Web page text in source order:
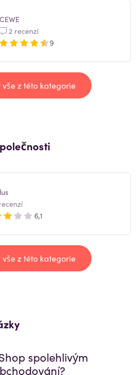
CEWE
2 recenzí
9
z této kategorie
6,1
z této kategorie
spolehlivým